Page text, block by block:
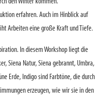
erfahren. Auch im Hinblick auf
Arbeiten eine große Kraft und Tiefe.
In diesem Workshop liegt die
Siena Natur, Siena gebrannt, Umbra,
Erde, Indigo sind Farbtöne, die durch
erzeugen, wie wir sie in den